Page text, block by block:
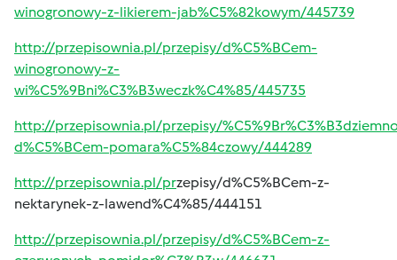
winogronowy-z-likierem-jab%C5%82kowym/445739
http://przepisownia.pl/przepisy/d%C5%BCem-
winogronowy-z-
wi%C5%9Bni%C3%B3weczk%C4%85/445735
http://przepisownia.pl/przepisy/
d%C5%BCem-pomara%C5%84czowy/444289
http://przepisownia.pl/przepisy/d%C5%BCem-z-
nektarynek-z-lawend%C4%85/444151
http://przepisownia.pl/przepisy/d%C5%BCem-z-